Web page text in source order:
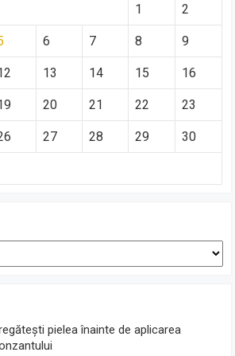
1 2
6 7 8 9
13 14 15 16
20 21 22 23
27 28 29 30
pielea înainte de aplicarea